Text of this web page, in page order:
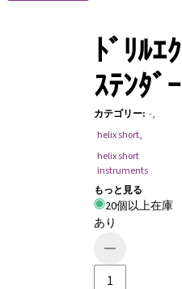
ﾄﾞﾘﾙｴｸ
ｽﾃﾝﾀﾞｰ
カテゴリー: -,
helix short,
helix short
instruments
もっと見る
20個以上在庫
あり